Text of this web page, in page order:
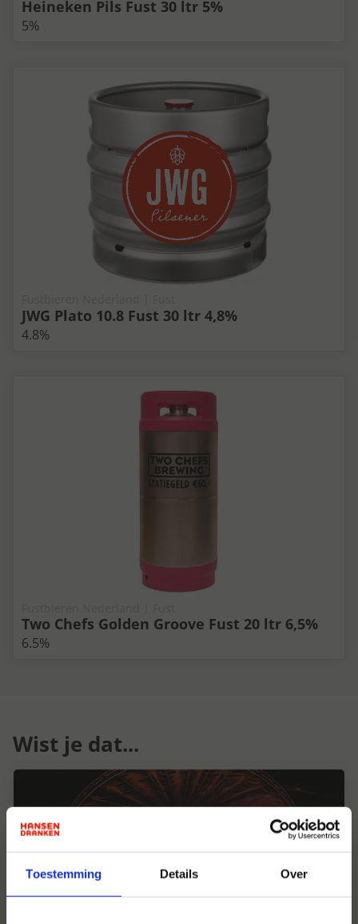
Toestemming Details Over
Heineken Pils Fust 30 ltr 5%
5%
JWG Plato 10.8 Fust 30 ltr 4,8%
4.8%
Two Chefs Golden Groove Fust 20 ltr 6,5%
6.5%
Wist je dat...